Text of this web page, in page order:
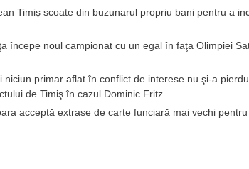
Timiș scoate din buzunarul propriu bani pentru a
începe noul campionat cu un egal în faţa Olimpiei
niciun primar aflat în conflict de interese nu şi-a
de Timiş în cazul Dominic Fritz
acceptă extrase de carte funciară mai vechi